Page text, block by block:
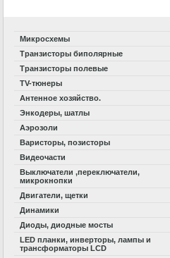
Микросхемы
Транзисторы биполярные
Транзисторы полевые
TV-тюнеры
Антенное хозяйство.
Энкодеры, шатлы
Аэрозоли
Варисторы, позисторы
Видеочасти
Выключатели ,переключатели,
микрокнопки
Двигатели, щетки
Динамики
Диоды, диодные мосты
LED планки, инверторы, лампы и
трансформаторы LCD